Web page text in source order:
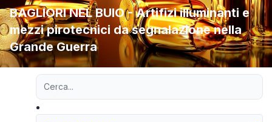
BAGLIORI NEL BUIO - Artifizi illuminanti e
mezzi pirotecnici da segnalazione nella
Grande Guerra